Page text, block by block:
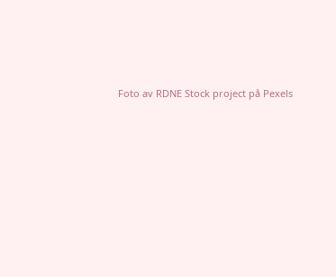
Foto av RDNE Stock projectpå Pexels